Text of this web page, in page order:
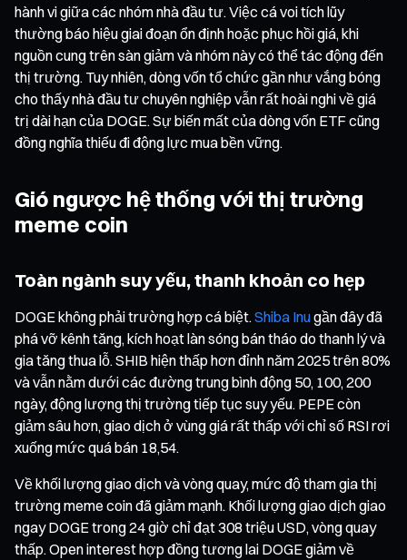
hành vi giữa các nhóm nhà đầu tư. Việc cá voi tích lũy
thường báo hiệu giai đoạn ổn định hoặc phục hồi giá, khi
nguồn cung trên sàn giảm và nhóm này có thể tác động đến
thị trường. Tuy nhiên, dòng vốn tổ chức gần như vắng bóng
cho thấy nhà đầu tư chuyên nghiệp vẫn rất hoài nghi về giá
trị dài hạn của DOGE. Sự biến mất của dòng vốn ETF cũng
đồng nghĩa thiếu đi động lực mua bền vững.
Gió ngược hệ thống với thị trường
meme coin
Toàn ngành suy yếu, thanh khoản co hẹp
DOGE không phải trường hợp cá biệt. Shiba Inugần đây đã
phá vỡ kênh tăng, kích hoạt làn sóng bán tháo do thanh lý và
gia tăng thua lỗ. SHIB hiện thấp hơn đỉnh năm 2025 trên 80%
và vẫn nằm dưới các đường trung bình động 50, 100, 200
ngày, động lượng thị trường tiếp tục suy yếu. PEPE còn
giảm sâu hơn, giao dịch ở vùng giá rất thấp với chỉ số RSI rơi
xuống mức quá bán 18,54.
Về khối lượng giao dịch và vòng quay, mức độ tham gia thị
trường meme coin đã giảm mạnh. Khối lượng giao dịch giao
ngay DOGE trong 24 giờ chỉ đạt 308 triệu USD, vòng quay
thấp. Open interest hợp đồng tương lai DOGE giảm về